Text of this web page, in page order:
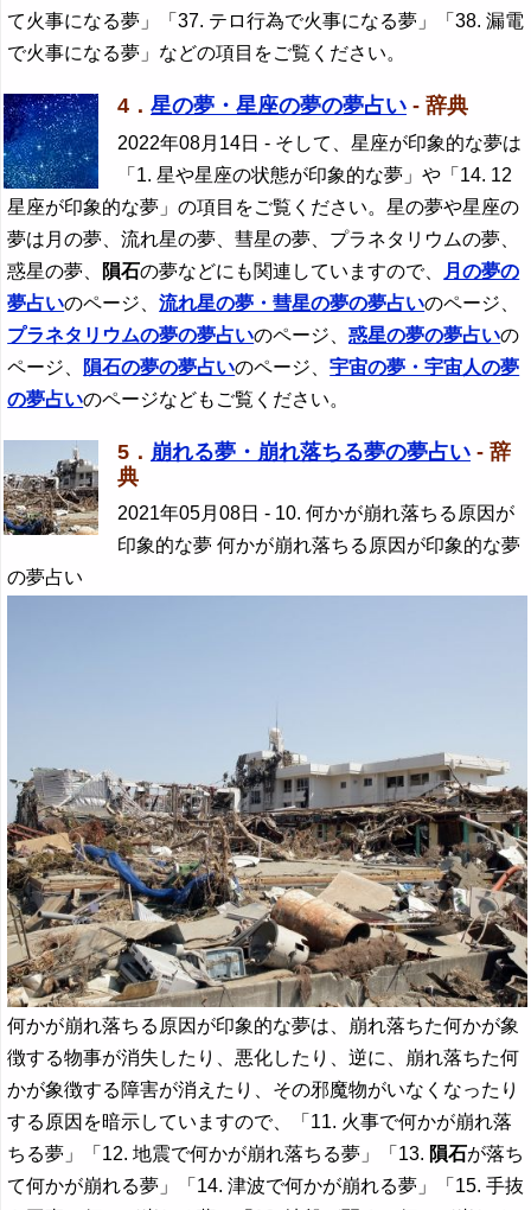
て火事になる夢」「37. テロ行為で火事になる夢」「38. 漏電
で火事になる夢」などの項目をご覧ください。
4． 星の夢・星座の夢の夢占い - 辞典
2022年08月14日 - そして、星座が印象的な夢は
「1. 星や星座の状態が印象的な夢」や「14. 12
星座が印象的な夢」の項目をご覧ください。星の夢や星座の
夢は月の夢、流れ星の夢、彗星の夢、プラネタリウムの夢、
惑星の夢、
隕石の夢などにも関連していますので、
月の夢の
夢占いのページ、流れ星の夢・彗星の夢の夢占いのページ、
プラネタリウムの夢の夢占いのページ、惑星の夢の夢占いの
ページ、
隕石の夢の夢占いのページ、宇宙の夢・宇宙人の夢
の夢占いのページなどもご覧ください。
5． 崩れる夢・崩れ落ちる夢の夢占い - 辞
典
2021年05月08日 - 10. 何かが崩れ落ちる原因が
印象的な夢 何かが崩れ落ちる原因が印象的な夢
の夢占い
何かが崩れ落ちる原因が印象的な夢は、崩れ落ちた何かが象
徴する物事が消失したり、悪化したり、逆に、崩れ落ちた何
かが象徴する障害が消えたり、その邪魔物がいなくなったり
する原因を暗示していますので、「11. 火事で何かが崩れ落
ちる夢」「12. 地震で何かが崩れ落ちる夢」「13. 隕石が落ち
て何かが崩れる夢」「14. 津波で何かが崩れる夢」「15. 手抜